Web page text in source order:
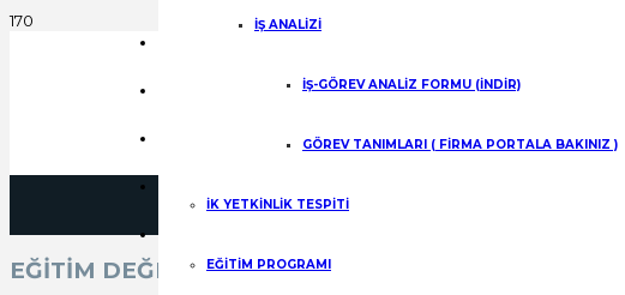
Gizlilik Politikası
Kişisel Verilerin Korunması
İŞ ANALİZİ
İŞ-GÖREV ANALİZ FORMU (İNDİR)
GÖREV TANIMLARI ( FİRMA PORTALA BAKINIZ )
İK YETKİNLİK TESPİTİ
EĞİTİM PROGRAMI
EĞİTİM DEĞERLENDİRME SINAVI